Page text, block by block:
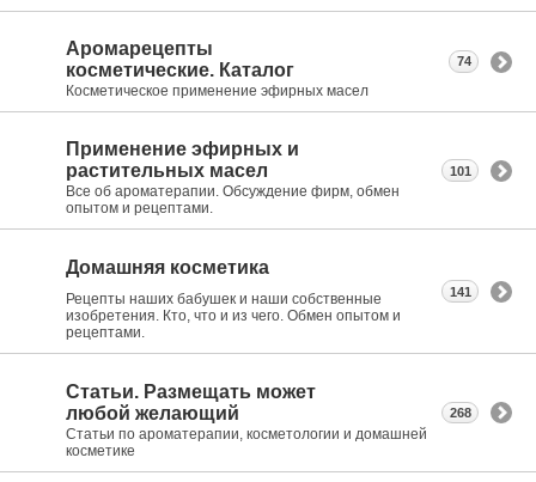
Аромарецепты
косметические. Каталог
Косметическое применение эфирных масел
74
Применение эфирных и
растительных масел
Все об ароматерапии. Обсуждение фирм, обмен
опытом и рецептами.
101
Домашняя косметика
Рецепты наших бабушек и наши собственные
изобретения. Кто, что и из чего. Обмен опытом и
рецептами.
141
Статьи. Размещать может
любой желающий
Статьи по ароматерапии, косметологии и домашней
косметике
268